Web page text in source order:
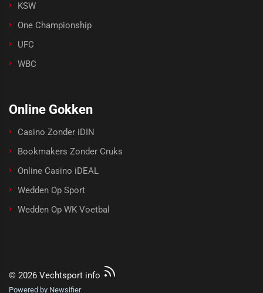
KSW
One Championship
UFC
WBC
Online Gokken
Casino Zonder iDIN
Bookmakers Zonder Cruks
Online Casino iDEAL
Wedden Op Sport
Wedden Op WK Voetbal
© 2026 Vechtsport info
Powered by Newsifier